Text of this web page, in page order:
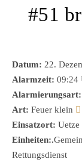
#51
Datum: 22.
Alarmzeit: 09:24
Alarmierungsart:
Art: Feuer klein
Einsatzort: Uetze
Einheiten:.
Rettungsdienst